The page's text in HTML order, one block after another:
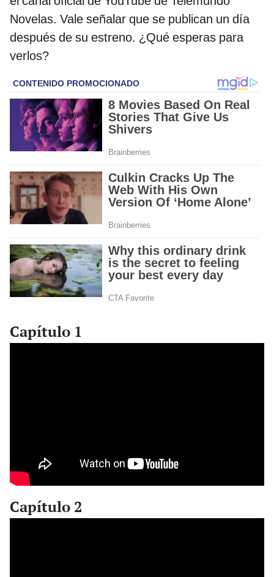
Novelas. Vale señalar que se publican un día
después de su estreno. ¿Qué esperas para
verlos?
Capítulo 1
Capítulo 2